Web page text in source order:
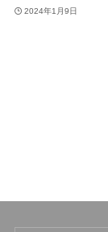
2024年1月9日